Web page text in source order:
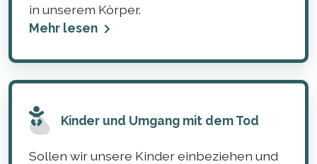
in unserem Körper.
Mehr lesen
Kinder und Umgang mit dem Tod
Sollen wir unsere Kinder einbeziehen und